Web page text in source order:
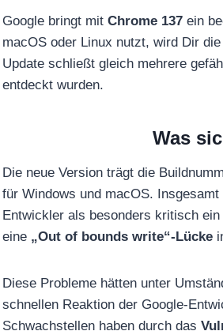
Google bringt mit Chrome 137 ein
macOS oder Linux nutzt, wird Dir
Update schließt gleich mehrere
entdeckt wurden.
Was
Die neue Version trägt die
für Windows und macOS. Insgesamt
Entwickler als besonders kritisch
eine „Out of bounds write“-Lücke
Diese Probleme hätten unter
schnellen Reaktion der Google-
Schwachstellen haben durch das